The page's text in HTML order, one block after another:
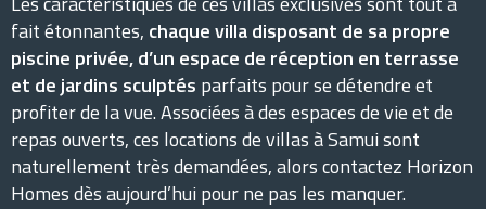
fait étonnantes, chaque villa disposant de sa propre
piscine privée, d’un espace de réception en terrasse
et de jardins sculptés parfaits pour se détendre et
profiter de la vue. Associées à des espaces de vie et de
repas ouverts, ces locations de villas à Samui sont
naturellement très demandées, alors contactez Horizon
Homes dès aujourd’hui pour ne pas les manquer.